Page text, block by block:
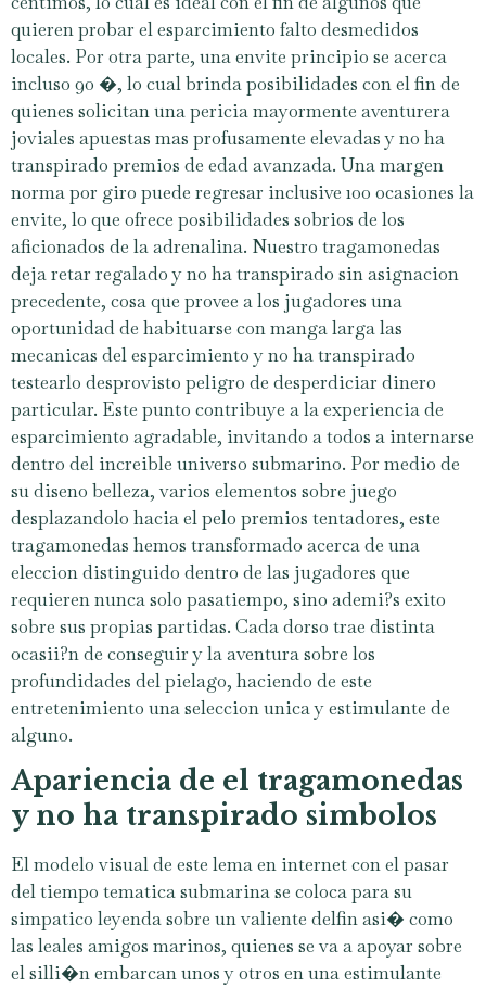
quieren probar el esparcimiento falto desmedidos
locales. Por otra parte, una envite principio se acerca
incluso 90 �, lo cual brinda posibilidades con el fin de
quienes solicitan una pericia mayormente aventurera
joviales apuestas mas profusamente elevadas y no ha
transpirado premios de edad avanzada. Una margen
norma por giro puede regresar inclusive 100 ocasiones la
envite, lo que ofrece posibilidades sobrios de los
aficionados de la adrenalina. Nuestro tragamonedas
deja retar regalado y no ha transpirado sin asignacion
precedente, cosa que provee a los jugadores una
oportunidad de habituarse con manga larga las
mecanicas del esparcimiento y no ha transpirado
testearlo desprovisto peligro de desperdiciar dinero
particular. Este punto contribuye a la experiencia de
esparcimiento agradable, invitando a todos a internarse
dentro del increible universo submarino. Por medio de
su diseno belleza, varios elementos sobre juego
desplazandolo hacia el pelo premios tentadores, este
tragamonedas hemos transformado acerca de una
eleccion distinguido dentro de las jugadores que
requieren nunca solo pasatiempo, sino ademi?s exito
sobre sus propias partidas. Cada dorso trae distinta
ocasii?n de conseguir y la aventura sobre los
profundidades del pielago, haciendo de este
entretenimiento una seleccion unica y estimulante de
alguno.
Apariencia de el tragamonedas
y no ha transpirado simbolos
El modelo visual de este lema en internet con el pasar
del tiempo tematica submarina se coloca para su
simpatico leyenda sobre un valiente delfin asi� como
las leales amigos marinos, quienes se va a apoyar sobre
el silli�n embarcan unos y otros en una estimulante